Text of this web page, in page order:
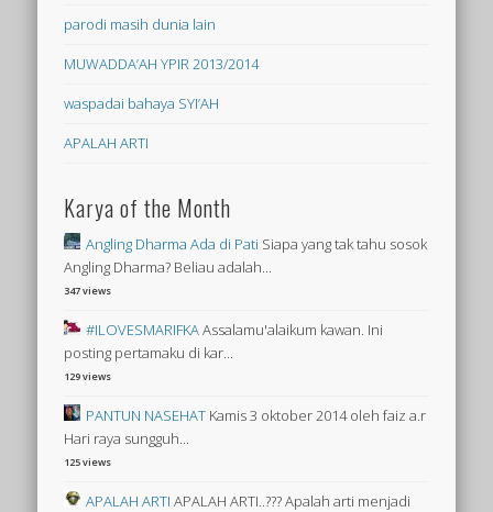
parodi masih dunia lain
MUWADDA’AH YPIR 2013/2014
waspadai bahaya SYI’AH
APALAH ARTI
Karya of the Month
Angling Dharma Ada di Pati Siapa yang tak tahu sosok
Angling Dharma? Beliau adalah...
347 views
#ILOVESMARIFKAAssalamu'alaikum kawan. Ini
posting pertamaku di kar...
129 views
PANTUN NASEHAT Kamis 3 oktober 2014 oleh faiz a.r
Hari raya sungguh...
125 views
APALAH ARTI APALAH ARTI..??? Apalah arti menjadi